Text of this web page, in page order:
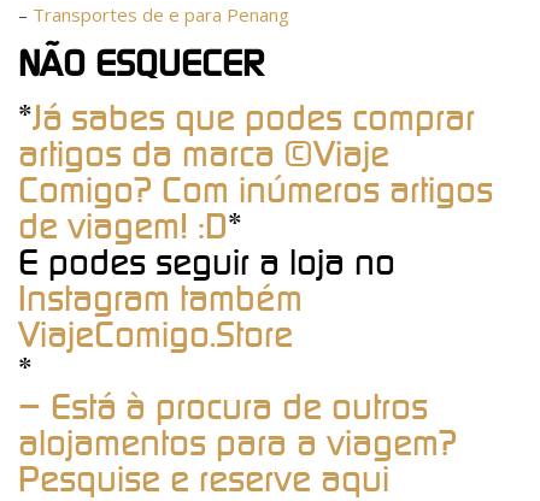
– Transportes de e para Penang
NÃO ESQUECER
*Já sabes que podes comprar
artigos da marca ©Viaje
Comigo? Com inúmeros artigos
de viagem! :D*
E podes seguir a loja no
Instagram também
ViajeComigo.Store
*
– Está à procura de outros
alojamentos para a viagem?
Pesquise e reserve aqui